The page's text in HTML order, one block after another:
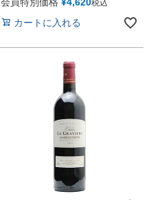
税込
カートに入れる